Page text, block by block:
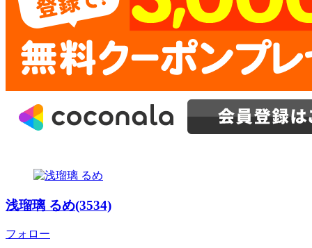
浅瑠璃 るめ(3534)
フォロー